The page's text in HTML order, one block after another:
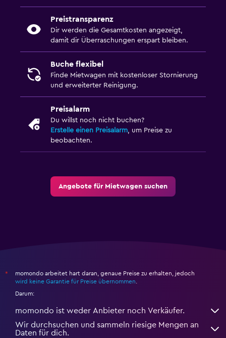
Preistransparenz
Dir werden die Gesamtkosten angezeigt,
damit dir Überraschungen erspart bleiben.
Buche flexibel
Finde Mietwagen mit kostenloser Stornierung
und erweiterter Reinigung.
Preisalarm
Du willst noch nicht buchen?
Erstelle einen Preisalarm, um Preise zu
beobachten.
Angebote für Mietwagen suchen
*
momondo arbeitet hart daran, genaue Preise zu erhalten, jedoch
wird keine Garantie für Preise übernommen
Darum:
momondo ist weder Anbieter noch Verkäufer.
Wir durchsuchen und sammeln riesige Mengen an
Daten für dich.